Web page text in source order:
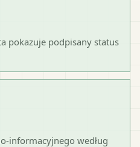
pokazuje podpisany status
informacyjnego według